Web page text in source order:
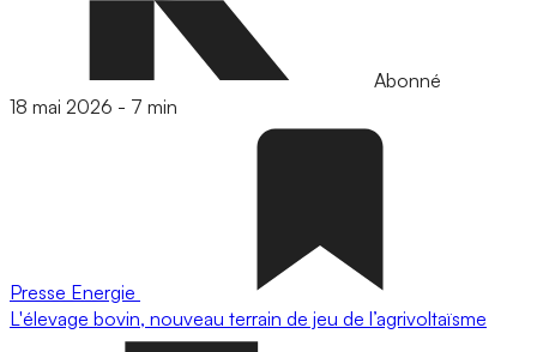
Abonné
18 mai 2026 - 7 min
Presse Energie
L'élevage bovin, nouveau terrain de jeu de l’agrivoltaïsme